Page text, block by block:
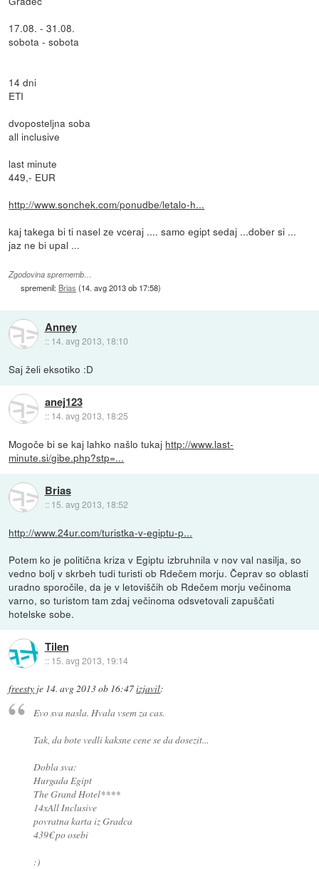
17.08. - 31.08.
sobota - sobota
14 dni
ETI
dvoposteljna soba
all inclusive
last minute
449,- EUR
http://www.sonchek.com/ponudbe/letalo-h...
kaj takega bi ti nasel ze vceraj .... samo egipt sedaj ...dober si ...
jaz ne bi upal ...
Zgodovina sprememb…
spremenil: Brias (14. avg 2013 ob 17:58)
Anney
:: 14. avg 2013, 18:10
Saj želi eksotiko :D
anej123
:: 14. avg 2013, 18:25
Mogoče bi se kaj lahko našlo tukaj http://www.last-
minute.si/gibe.php?stp=...
Brias
:: 15. avg 2013, 18:52
http://www.24ur.com/turistka-v-egiptu-p...
Potem ko je politična kriza v Egiptu izbruhnila v nov val nasilja, so
vedno bolj v skrbeh tudi turisti ob Rdečem morju. Čeprav so oblasti
uradno sporočile, da je v letoviščih ob Rdečem morju večinoma
varno, so turistom tam zdaj večinoma odsvetovali zapuščati
hotelske sobe.
Tilen
:: 15. avg 2013, 19:14
freesty je 14. avg 2013 ob 16:47izjavil:
Evo sva nasla. Hvala vsem za cas.
Tak, da bote vedli kaksne cene se da dosezit...
Dobla sva:
Hurgada Egipt
The Grand Hotel****
14xAll Inclusive
povratna karta iz Gradca
439€ po osebi
:)